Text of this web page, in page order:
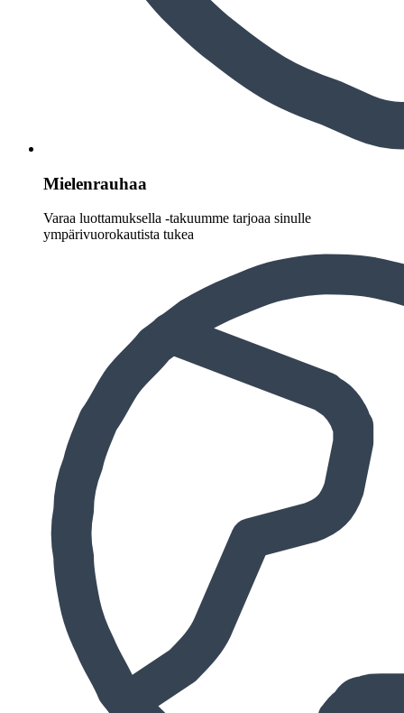
Mielenrauhaa
Varaa luottamuksella -takuumme tarjoaa sinulle
ympärivuorokautista tukea